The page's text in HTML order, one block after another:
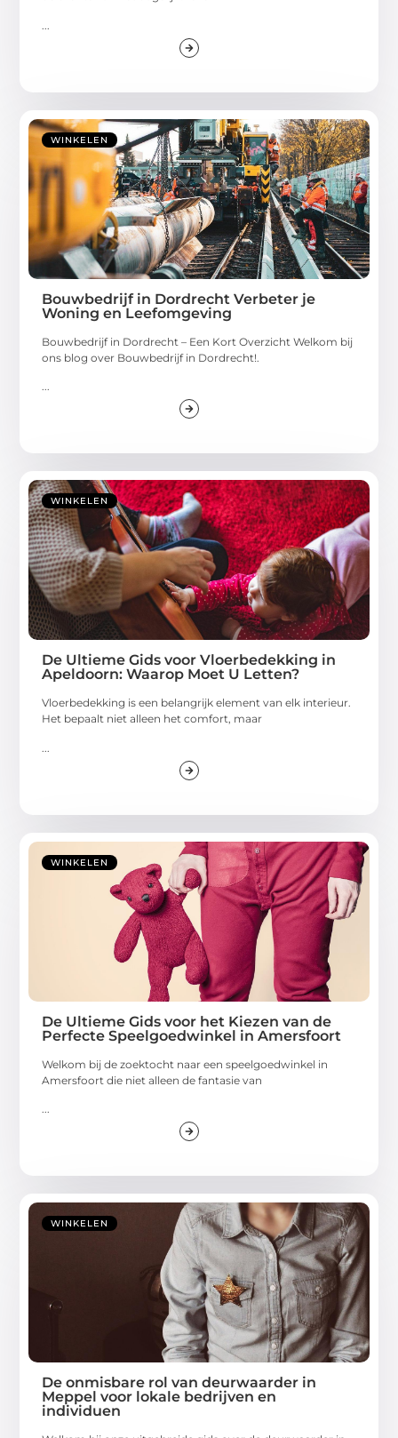
WINKELEN
Bouwbedrijf in Dordrecht Verbeter je
Woning en Leefomgeving
Bouwbedrijf in Dordrecht – Een Kort Overzicht Welkom bij
ons blog over Bouwbedrijf in Dordrecht!.
...
WINKELEN
De Ultieme Gids voor Vloerbedekking in
Apeldoorn: Waarop Moet U Letten?
Vloerbedekking is een belangrijk element van elk interieur.
Het bepaalt niet alleen het comfort, maar
WINKELEN
De Ultieme Gids voor het Kiezen van de
Perfecte Speelgoedwinkel in Amersfoort
Welkom bij de zoektocht naar een speelgoedwinkel in
Amersfoort die niet alleen de fantasie van
WINKELEN
De onmisbare rol van deurwaarder in
Meppel voor lokale bedrijven en
individuen